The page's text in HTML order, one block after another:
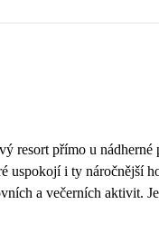
resort přímo u
uspokojí i ty náročnější
a večerních aktivit.